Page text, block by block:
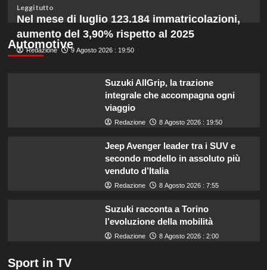
sostenibile.
Leggi tuttoLeggi
di
su
Mortadella
Automotive
Nel mese di luglio 123.184 immatricolazioni,
aumento del 3,90% rispetto al 2025
Redazione 9 Agosto 2026 : 19:50
Suzuki AllGrip, la trazione
integrale che accompagna ogni
viaggio
Redazione 8 Agosto 2026 : 19:50
Jeep Avenger leader tra i SUV e
secondo modello in assoluto più
venduto d’Italia
Redazione 8 Agosto 2026 : 7:55
Suzuki racconta a Torino
l’evoluzione della mobilità
Redazione 8 Agosto 2026 : 2:00
Sport in TV